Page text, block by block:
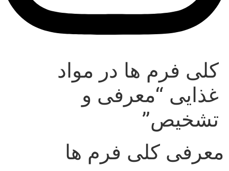
کلی فرم ها در مواد
غذایی “معرفی و
تشخیص”
معرفی کلی فرم ها